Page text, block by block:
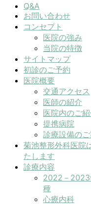
Q&A
お問い合わせ
コンセプト
医院の強み
当院の特徴
サイトマップ
初診のご予約
医院概要
交通アクセス
医師の紹介
医院内のご
提携病院
診療設備の
菊池整形外科医院
たします
診療内容
2022－2023
種
心療内科